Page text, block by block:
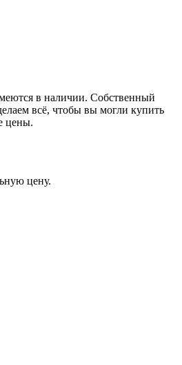
в наличии. Собственный
всё, чтобы вы могли купить
цены.
цену.